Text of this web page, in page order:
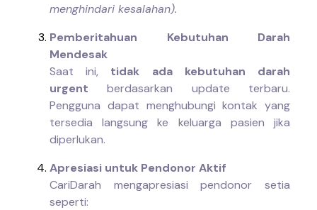
menghindari kesalahan).
Pemberitahuan Kebutuhan Darah
Mendesak
Saat ini, tidak ada kebutuhan darah
urgent berdasarkan update terbaru.
Pengguna dapat menghubungi kontak yang
tersedia langsung ke keluarga pasien jika
diperlukan.
Apresiasi untuk Pendonor Aktif
CariDarah mengapresiasi pendonor setia
seperti: